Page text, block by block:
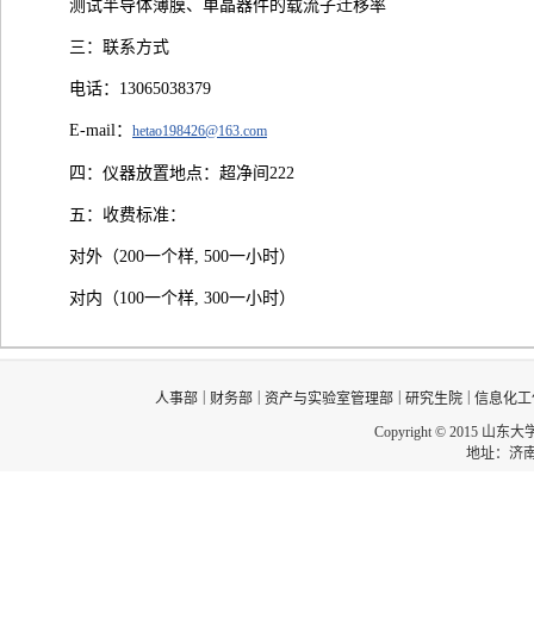
测试半导体薄膜、单晶器件的载流子迁移率
三：联系方式
电话：13065038379
E-mail： hetao198426@163.com
四：仪器放置地点：超净间222
五：收费标准：
对外（200一个样, 500一小时）
对内（100一个样, 300一小时）
人事部 财务部 资产与实验室管理部 研究生院
信息化
Copyright © 2015 山东大
地址：济